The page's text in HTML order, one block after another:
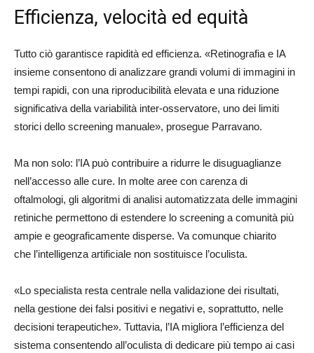
Efficienza, velocità ed equità
Tutto ciò garantisce rapidità ed efficienza. «Retinografia e IA
insieme consentono di analizzare grandi volumi di immagini in
tempi rapidi, con una riproducibilità elevata e una riduzione
significativa della variabilità inter-osservatore, uno dei limiti
storici dello screening manuale», prosegue Parravano.
Ma non solo: l’IA può contribuire a ridurre le disuguaglianze
nell’accesso alle cure. In molte aree con carenza di
oftalmologi, gli algoritmi di analisi automatizzata delle immagini
retiniche permettono di estendere lo screening a comunità più
ampie e geograficamente disperse. Va comunque chiarito
che l’intelligenza artificiale non sostituisce l’oculista.
«Lo specialista resta centrale nella validazione dei risultati,
nella gestione dei falsi positivi e negativi e, soprattutto, nelle
decisioni terapeutiche». Tuttavia, l’IA migliora l’efficienza del
sistema consentendo all’oculista di dedicare più tempo ai casi